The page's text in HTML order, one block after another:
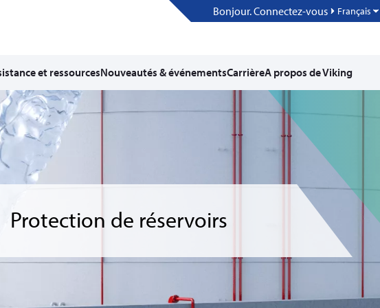
Bonjour. Connectez-vous Français
et ressourcesNouveautés & événementsCarrièreA propos de Viking
Protection de réservoirs